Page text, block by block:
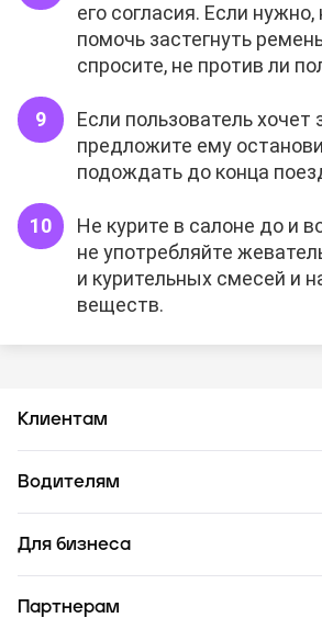
его согласия. Если
помочь застегнуть
спросите, не против ли
Если пользователь хочет
предложите ему
подождать до конца
Не курите в салоне до и
не употребляйте
и курительных смесей и
веществ.
Клиентам
Водителям
Для бизнеса
Партнерам